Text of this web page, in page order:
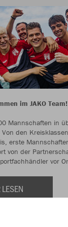
im JAKO Team!
Mannschaften in
Von den
erste
von der
vor